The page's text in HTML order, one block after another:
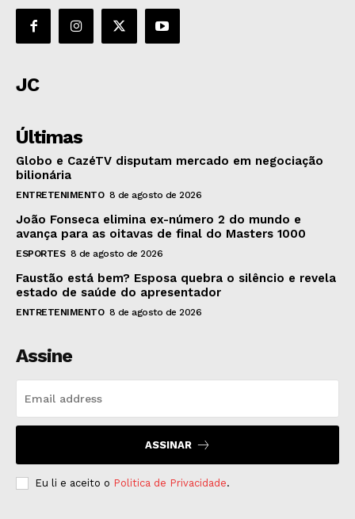
JC
Últimas
Globo e CazéTV disputam mercado em negociação
bilionária
ENTRETENIMENTO 8 de agosto de 2026
João Fonseca elimina ex-número 2 do mundo e
avança para as oitavas de final do Masters 1000
ESPORTES 8 de agosto de 2026
Faustão está bem? Esposa quebra o silêncio e revela
estado de saúde do apresentador
ENTRETENIMENTO 8 de agosto de 2026
Assine
ASSINAR
Eu li e aceito o Politica de Privacidade.